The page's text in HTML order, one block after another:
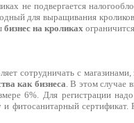
не подвергается
для выращивания
бизнес на кроликах
сотрудничать с
как бизнеса. В этом случае
6%. Для регистрации
фитосанитарный